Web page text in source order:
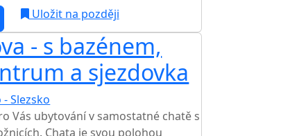
Uložit na později
- s bazénem,
a sjezdovka
Slezsko
Vás ubytování v samostatné chatě s
Chata je svou polohou